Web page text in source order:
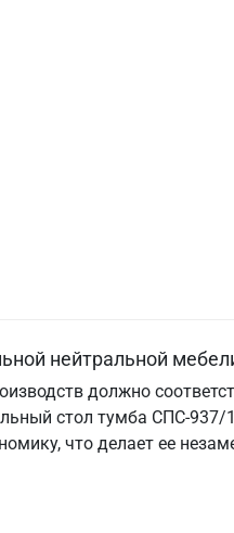
нейтральной
должно
стол тумба СПС-
что делает ее